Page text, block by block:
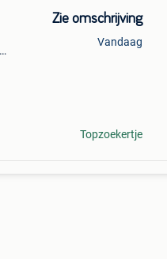
Zie omschrijving
Vandaag
Topzoekertje